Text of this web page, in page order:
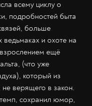
всему циклу о
подробностей быта
больше
ведьмаках и охоте на
ещё
(что уже
который из
верящего в закон.
сохранил юмор,